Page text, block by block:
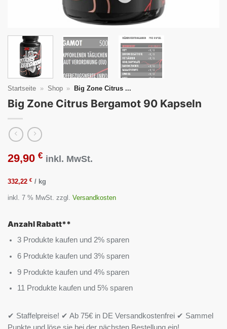
Startseite » Shop » Big Zone Citrus ...
Big Zone Citrus Bergamot 90 Kapseln
29,90 € inkl. MwSt.
332,22 € / kg
inkl. 7 % MwSt. zzgl. Versandkosten
Anzahl Rabatt**
3 Produkte kaufen und 2% sparen
6 Produkte kaufen und 3% sparen
9 Produkte kaufen und 4% sparen
11 Produkte kaufen und 5% sparen
✔ Staffelpreise! ✔ Ab 75€ in DE Versandkostenfrei ✔ Sammel